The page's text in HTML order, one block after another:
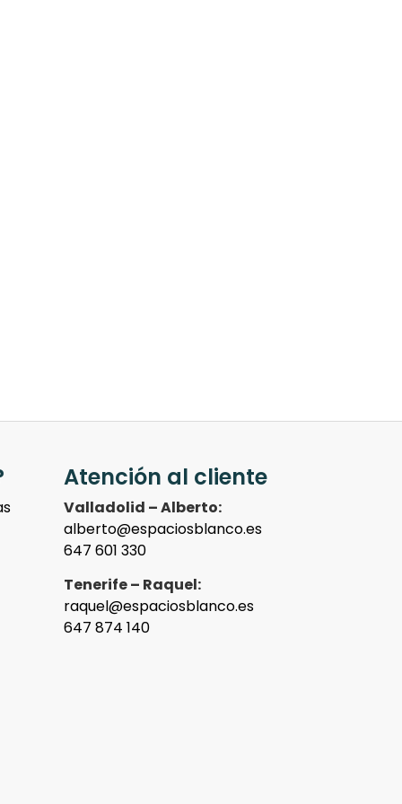
Atención al cliente
Valladolid – Alberto:
alberto@espaciosblanco.es
647 601 330
Tenerife – Raquel:
raquel@espaciosblanco.es
647 874 140